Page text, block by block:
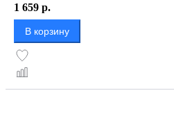
1 659 р.
В корзину